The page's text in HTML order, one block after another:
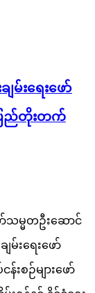
မ်းရေးဖော်
ြည်တိုးတက်
သမ္မတဦးဆောင်
းရေးဖော်
စဉ်များဖော်